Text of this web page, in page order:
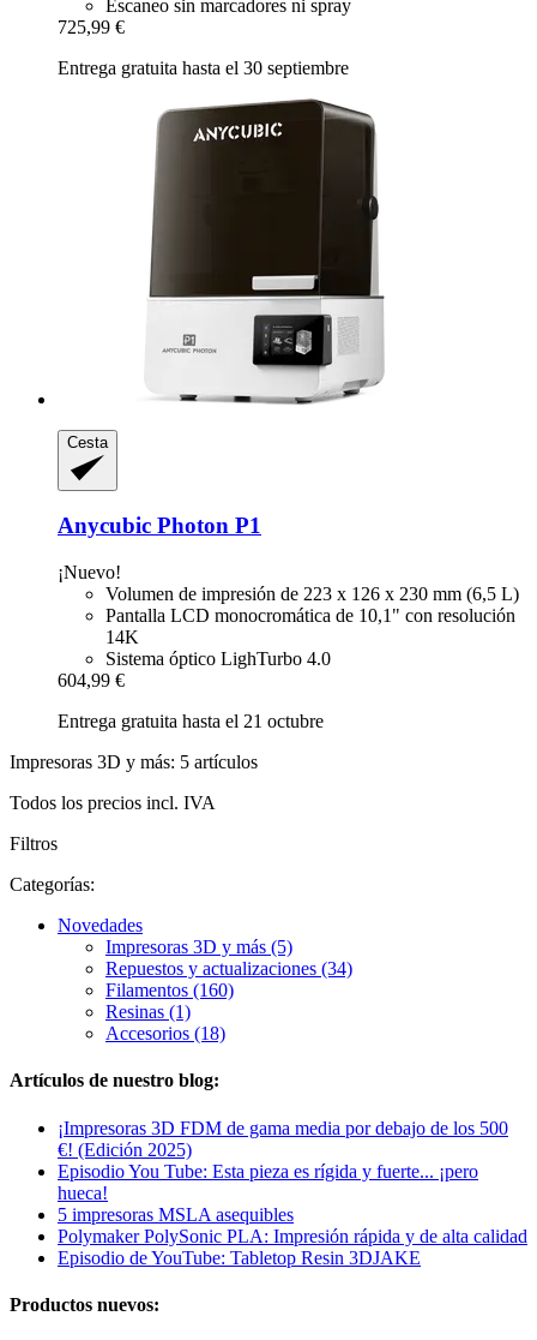
Escaneo sin marcadores ni spray
725,99 €
Entrega gratuita hasta el 30 septiembre
Cesta
Anycubic Photon P1
¡Nuevo!
Volumen de impresión de 223 x 126 x 230 mm (6,5 L)
Pantalla LCD monocromática de 10,1" con resolución
14K
Sistema óptico LighTurbo 4.0
604,99 €
Entrega gratuita hasta el 21 octubre
Impresoras 3D y más: 5 artículos
Todos los precios incl. IVA
Filtros
Categorías:
Novedades
Impresoras 3D y más (5)
Repuestos y actualizaciones (34)
Filamentos (160)
Resinas (1)
Accesorios (18)
Artículos de nuestro blog:
¡Impresoras 3D FDM de gama media por debajo de los 500
€! (Edición 2025)
Episodio You Tube: Esta pieza es rígida y fuerte... ¡pero
hueca!
5 impresoras MSLA asequibles
Polymaker PolySonic PLA: Impresión rápida y de alta calidad
Episodio de YouTube: Tabletop Resin 3DJAKE
Productos nuevos: